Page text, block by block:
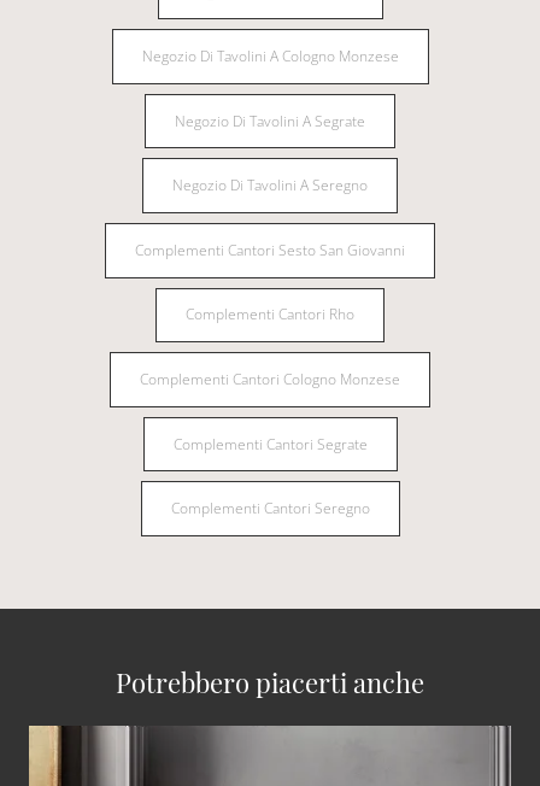
Negozio Di Tavolini A Cologno Monzese
Negozio Di Tavolini A Segrate
Negozio Di Tavolini A Seregno
Complementi Cantori Sesto San Giovanni
Complementi Cantori Rho
Complementi Cantori Cologno Monzese
Complementi Cantori Segrate
Complementi Cantori Seregno
Potrebbero piacerti anche